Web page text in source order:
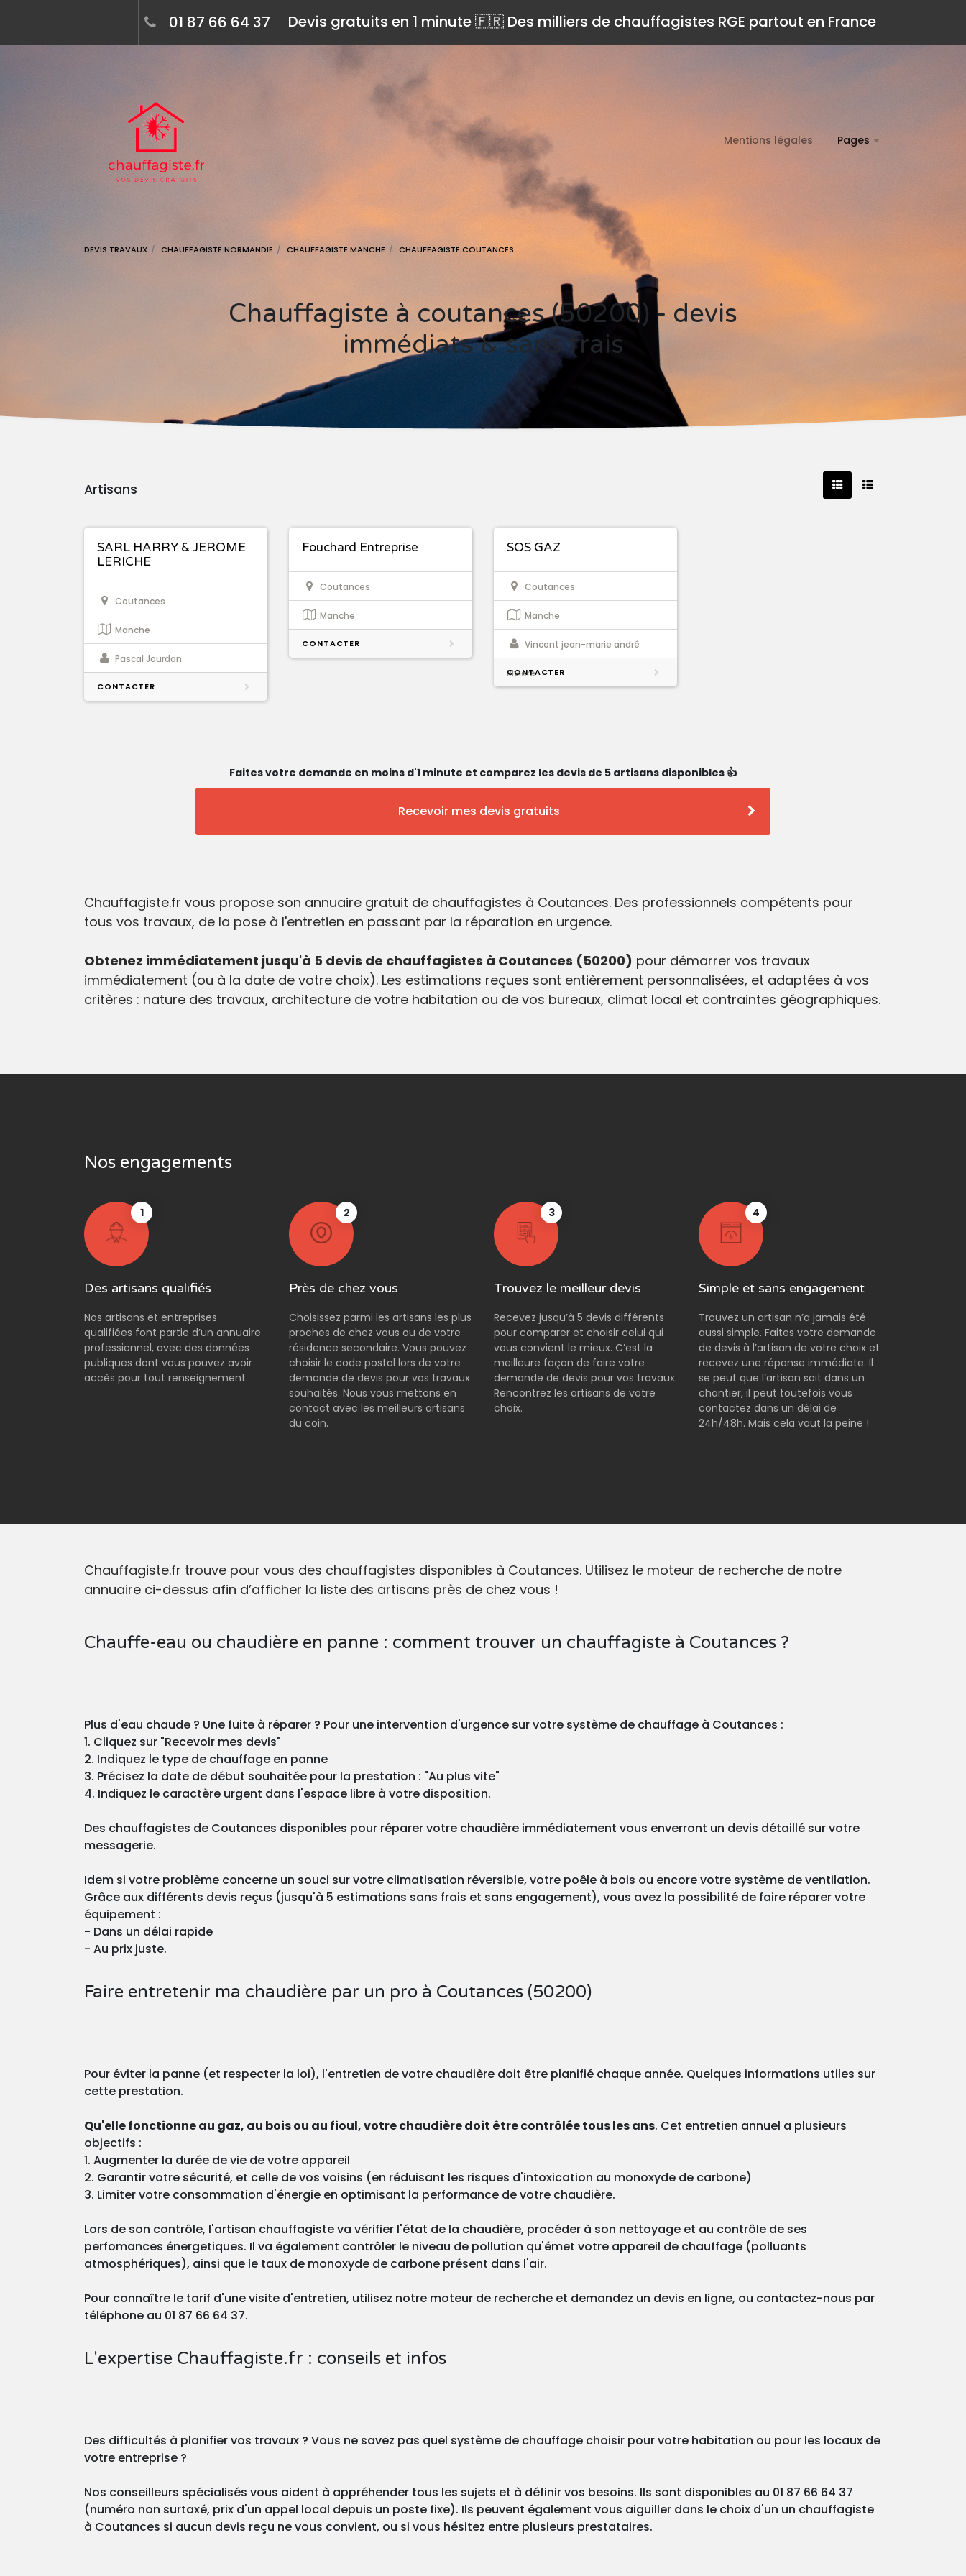
Devis gratuits en 1 minute 🇫🇷 Des milliers de chauffagistes RGE partout en France
01 87 66 64 37
Mentions légales Pages
DEVIS TRAVAUX CHAUFFAGISTE NORMANDIE CHAUFFAGISTE MANCHE CHAUFFAGISTE COUTANCES
Chauffagiste à coutances (50200) - devis
immédiats & sans frais
Artisans
SARL HARRY & JEROME
LERICHE
Coutances
Manche
Pascal Jourdan
CONTACTER
Fouchard Entreprise
Coutances
Manche
CONTACTER
SOS GAZ
Coutances
Manche
Vincent jean-marie andré
Riviere
CONTACTER
Faites votre demande en moins d'1 minute et comparez les devis de 5 artisans disponibles 👍
Recevoir mes devis gratuits
Chauffagiste.fr vous propose son annuaire gratuit de chauffagistes à Coutances. Des professionnels compétents pour
tous vos travaux, de la pose à l'entretien en passant par la réparation en urgence.
Obtenez immédiatement jusqu'à 5 devis de chauffagistes à Coutances (50200) pour démarrer vos travaux
immédiatement (ou à la date de votre choix). Les estimations reçues sont entièrement personnalisées, et adaptées à vos
critères : nature des travaux, architecture de votre habitation ou de vos bureaux, climat local et contraintes géographiques.
Nos engagements
1
Des artisans qualifiés
Nos artisans et entreprises
qualifiées font partie d’un annuaire
professionnel, avec des données
publiques dont vous pouvez avoir
accès pour tout renseignement.
2
Près de chez vous
Choisissez parmi les artisans les plus
proches de chez vous ou de votre
résidence secondaire. Vous pouvez
choisir le code postal lors de votre
demande de devis pour vos travaux
souhaités. Nous vous mettons en
contact avec les meilleurs artisans
du coin.
3
Trouvez le meilleur devis
Recevez jusqu’à 5 devis différents
pour comparer et choisir celui qui
vous convient le mieux. C’est la
meilleure façon de faire votre
demande de devis pour vos travaux.
Rencontrez les artisans de votre
choix.
4
Simple et sans engagement
Trouvez un artisan n’a jamais été
aussi simple. Faites votre demande
de devis à l’artisan de votre choix et
recevez une réponse immédiate. Il
se peut que l’artisan soit dans un
chantier, il peut toutefois vous
contactez dans un délai de
24h/48h. Mais cela vaut la peine !
Chauffagiste.fr trouve pour vous des chauffagistes disponibles à Coutances. Utilisez le moteur de recherche de notre
annuaire ci-dessus afin d’afficher la liste des artisans près de chez vous !
Chauffe-eau ou chaudière en panne : comment trouver un chauffagiste à Coutances ?
Plus d'eau chaude ? Une fuite à réparer ? Pour une intervention d'urgence sur votre système de chauffage à Coutances :
1. Cliquez sur "Recevoir mes devis"
2. Indiquez le type de chauffage en panne
3. Précisez la date de début souhaitée pour la prestation : "Au plus vite"
4. Indiquez le caractère urgent dans l'espace libre à votre disposition.
Des chauffagistes de Coutances disponibles pour réparer votre chaudière immédiatement vous enverront un devis détaillé sur votre
messagerie.
Idem si votre problème concerne un souci sur votre climatisation réversible, votre poêle à bois ou encore votre système de ventilation.
Grâce aux différents devis reçus (jusqu'à 5 estimations sans frais et sans engagement), vous avez la possibilité de faire réparer votre
équipement :
- Dans un délai rapide
- Au prix juste.
Faire entretenir ma chaudière par un pro à Coutances (50200)
Pour éviter la panne (et respecter la loi), l'entretien de votre chaudière doit être planifié chaque année. Quelques informations utiles sur
cette prestation.
Qu'elle fonctionne au gaz, au bois ou au fioul, votre chaudière doit être contrôlée tous les ans. Cet entretien annuel a plusieurs
objectifs :
1. Augmenter la durée de vie de votre appareil
2. Garantir votre sécurité, et celle de vos voisins (en réduisant les risques d'intoxication au monoxyde de carbone)
3. Limiter votre consommation d'énergie en optimisant la performance de votre chaudière.
Lors de son contrôle, l'artisan chauffagiste va vérifier l'état de la chaudière, procéder à son nettoyage et au contrôle de ses
perfomances énergetiques. Il va également contrôler le niveau de pollution qu'émet votre appareil de chauffage (polluants
atmosphériques), ainsi que le taux de monoxyde de carbone présent dans l'air.
Pour connaître le tarif d'une visite d'entretien, utilisez notre moteur de recherche et demandez un devis en ligne, ou contactez-nous par
téléphone au 01 87 66 64 37.
L'expertise Chauffagiste.fr : conseils et infos
Des difficultés à planifier vos travaux ? Vous ne savez pas quel système de chauffage choisir pour votre habitation ou pour les locaux de
votre entreprise ?
Nos conseilleurs spécialisés vous aident à appréhender tous les sujets et à définir vos besoins. Ils sont disponibles au 01 87 66 64 37
(numéro non surtaxé, prix d'un appel local depuis un poste fixe). Ils peuvent également vous aiguiller dans le choix d'un un chauffagiste
à Coutances si aucun devis reçu ne vous convient, ou si vous hésitez entre plusieurs prestataires.